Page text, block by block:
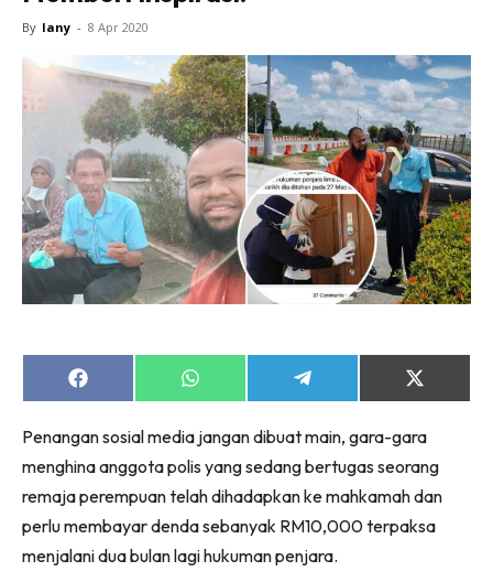
By lany - 8 Apr 2020
Share
on
Share
on
Share
on
Share
on
(Twitter)
Penangan sosial media jangan dibuat main, gara-gara
menghina anggota polis yang sedang bertugas seorang
remaja perempuan telah dihadapkan ke mahkamah dan
perlu membayar denda sebanyak RM10,000 terpaksa
menjalani dua bulan lagi hukuman penjara.